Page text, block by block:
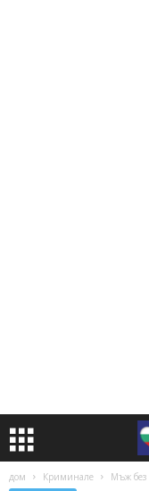
дом Криминале Мъж без